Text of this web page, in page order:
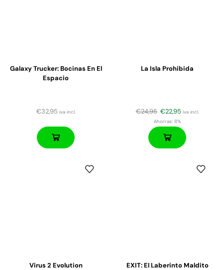
Galaxy Trucker: Bocinas En El
Espacio
€32,95 iva incl.
La Isla Prohibida
€24,95 €22,95 iva incl.
Ahorras:8%
Virus 2 Evolution EXIT: El Laberinto Maldito